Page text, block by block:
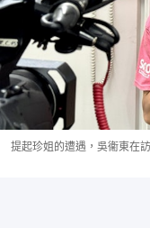
提起珍姐的遭遇，吳衞東在